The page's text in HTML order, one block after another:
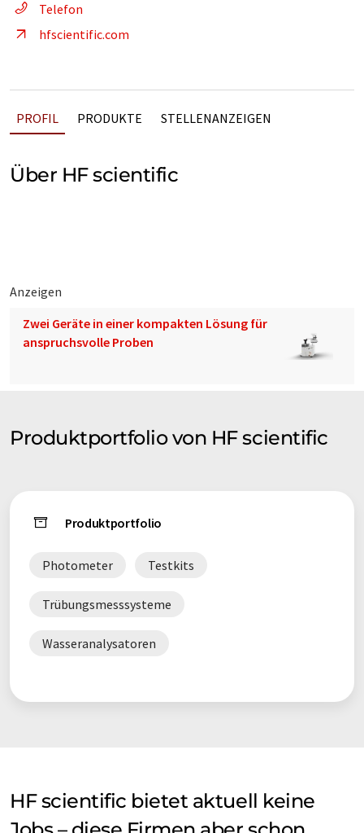
Telefon
hfscientific.com
PROFIL PRODUKTE STELLENANZEIGEN
Über HF scientific
Anzeigen
Zwei Geräte in einer kompakten Lösung für
anspruchsvolle Proben
Produktportfolio von HF scientific
Produktportfolio
Photometer Testkits
Trübungsmesssysteme
Wasseranalysatoren
HF scientific bietet aktuell keine